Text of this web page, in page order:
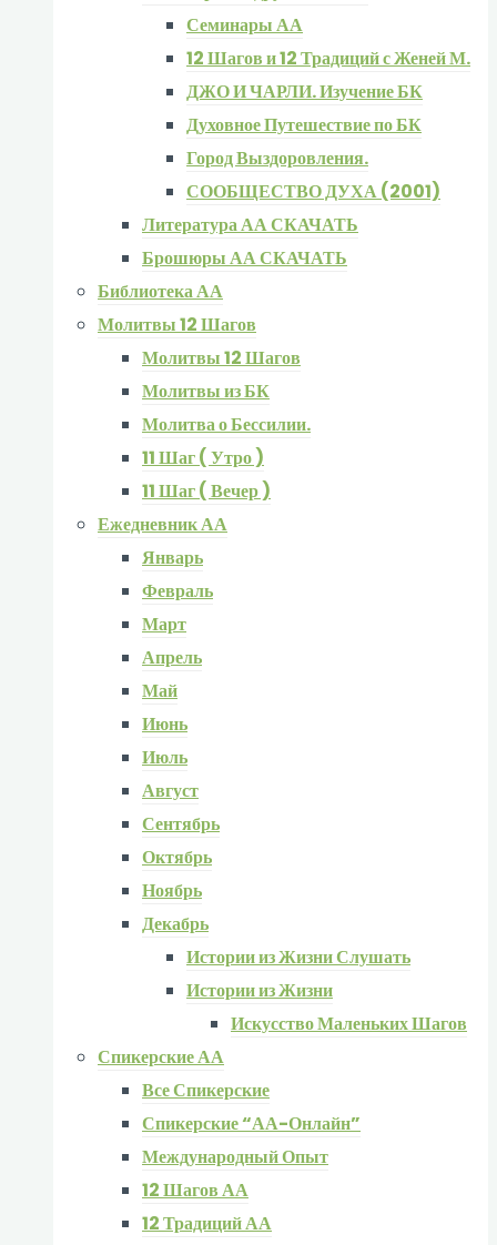
Семинары АА
12 Шагов и 12 Традиций с Женей М.
ДЖО И ЧАРЛИ. Изучение БК
Духовное Путешествие по БК
Город Выздоровления.
СООБЩЕСТВО ДУХА (2001)
Литература АА СКАЧАТЬ
Брошюры АА СКАЧАТЬ
Библиотека АА
Молитвы 12 Шагов
Молитвы 12 Шагов
Молитвы из БК
Молитва о Бессилии.
11 Шаг ( Утро )
11 Шаг ( Вечер )
Ежедневник АА
Январь
Февраль
Март
Апрель
Май
Июнь
Июль
Август
Сентябрь
Октябрь
Ноябрь
Декабрь
Истории из Жизни Слушать
Истории из Жизни
Искусство Маленьких Шагов
Спикерские АА
Все Спикерские
Спикерские “АА-Онлайн”
Международный Опыт
12 Шагов АА
12 Традиций АА